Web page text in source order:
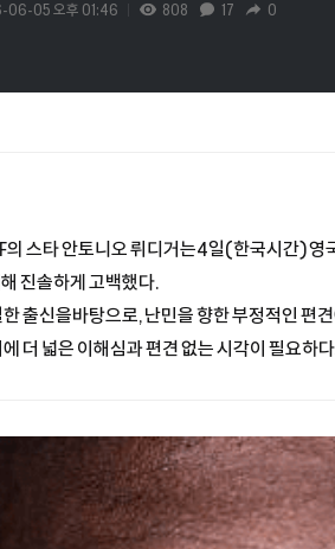
06-05 오후 01:46 808 17 0
의 스타 안토니오 뤼디거는4일(한국시간)
진솔하게 고백했다.
출신을바탕으로, 난민을 향한 부정적인 편
더 넓은 이해심과 편견 없는 시각이 필요하